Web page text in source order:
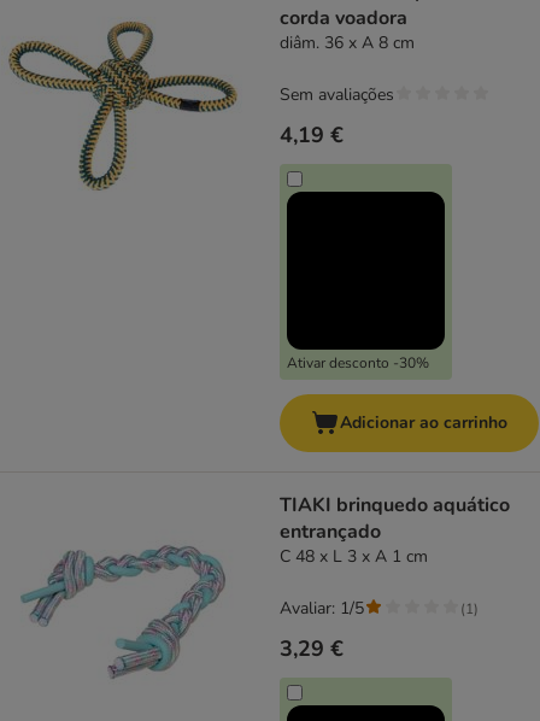
corda voadora
diâm. 36 x A 8 cm
4,19 €
Ativar desconto -30%
Sem avaliações
Adicionar ao carrinho
TIAKI brinquedo aquático
entrançado
C 48 x L 3 x A 1 cm
3,29 €
Avaliar: 1/5 (1)